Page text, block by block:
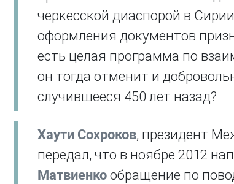
черкесской диаспорой в
оформления документов
есть целая программа по
он тогда отменит и
случившееся 450 лет назад?
Хаути Сохроков, президент
передал, что в ноябре 2012
Матвиенкообращение по